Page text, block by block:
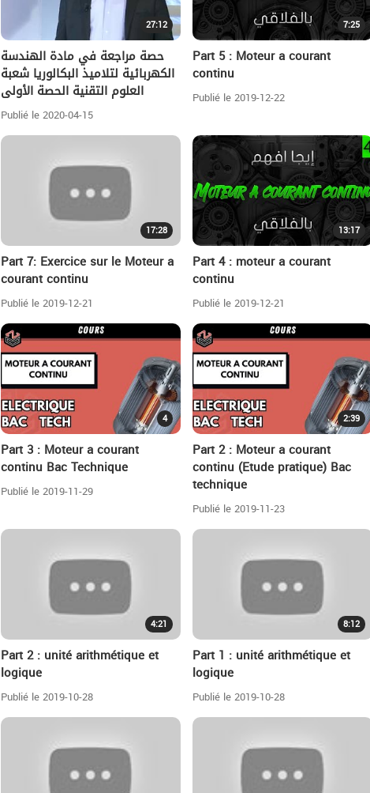
27:12
حصة مراجعة في مادة الهندسة
الكهربائية لتلاميذ البكالوريا شعبة
العلوم التقنية الحصة الأولى
Publié le 2020-04-15
7:25
Part 5 : Moteur a courant
continu
Publié le 2019-12-22
17:28
Part 7: Exercice sur le Moteur a
courant continu
Publié le 2019-12-21
13:17
Part 4 : moteur a courant
continu
Publié le 2019-12-21
4
Part 3 : Moteur a courant
continu Bac Technique
Publié le 2019-11-29
2:39
Part 2 : Moteur a courant
continu (Etude pratique) Bac
technique
Publié le 2019-11-23
4:21
Part 2 : unité arithmétique et
logique
Publié le 2019-10-28
8:12
Part 1 : unité arithmétique et
logique
Publié le 2019-10-28